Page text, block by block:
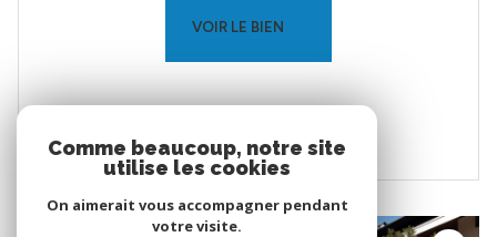
VOIR LE BIEN
Comme beaucoup, notre site
utilise les cookies
On aimerait vous accompagner pendant
votre visite.